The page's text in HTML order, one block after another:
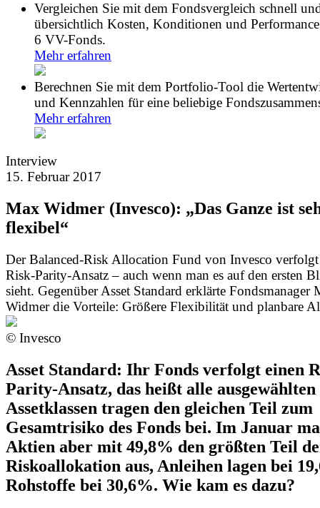
Vergleichen Sie mit dem Fondsvergleich schnell
übersichtlich Kosten, Konditionen und
6 VV-Fonds.
Mehr erfahren
Berechnen Sie mit dem Portfolio-Tool die
und Kennzahlen für eine beliebige
Mehr erfahren
Interview
15. Februar 2017
Max Widmer (Invesco): „Das Ganze ist
flexibel“
Der Balanced-Risk Allocation Fund von Invesco
Risk-Parity-Ansatz – auch wenn man es auf den ersten
sieht. Gegenüber Asset Standard erklärte Fondsmanager
Widmer die Vorteile: Größere Flexibilität und planbare
© Invesco
Asset Standard: Ihr Fonds verfolgt einen
Parity-Ansatz, das heißt alle ausgewählten
Assetklassen tragen den gleichen Teil zum
Gesamtrisiko des Fonds bei. Im Januar
Aktien aber mit 49,8% den größten Teil
Riskoallokation aus, Anleihen lagen bei
Rohstoffe bei 30,6%. Wie kam es dazu?